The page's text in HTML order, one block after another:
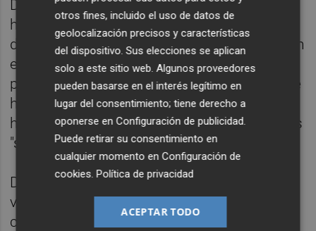
Durante la marcha y en los manifiestos se
han abordado cuestiones como el aumento
de la violencia de género, la falta de inversión
en salud con perspectiva feminista y la
precarización de las políticas de igualdad, se
ha alertado sobre un "rearme patriarcal" y se
ha criticado que los derechos de las mujeres
"se cuestionen en todo el mundo".
Del mismo modo, se ha puesto el foco en la
violencia digital, judicial e institucional, así
como en la falta de investigación en salud
otros fines, incluido el uso de datos de
geolocalización precisos y características
del dispositivo. Sus elecciones se aplican
solo a este sitio web. Algunos proveedores
pueden basarse en el interés legítimo en
lugar del consentimiento; tiene derecho a
oponerse enConfiguración de publicidad
Puede retirar su consentimiento en
cualquier momento enConfiguración de
cookies .Política de privacidad
ACEPTAR TODO